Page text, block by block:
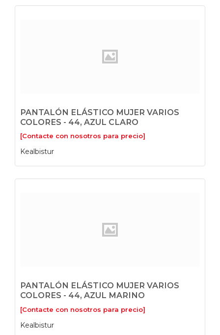
PANTALÓN ELÁSTICO MUJER VARIOS
COLORES - 44, AZUL CLARO
[Contacte con nosotros para precio]
Kealbistur
PANTALÓN ELÁSTICO MUJER VARIOS
COLORES - 44, AZUL MARINO
[Contacte con nosotros para precio]
Kealbistur